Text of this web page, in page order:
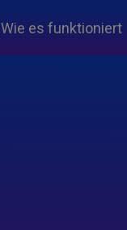
Wie es funktioniert